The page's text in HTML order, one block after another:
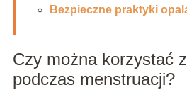
Bezpieczne praktyki
Czy można korzystać
podczas menstruacji?